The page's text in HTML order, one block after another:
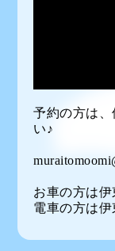
予約の方は
い♪
お車の方は
電車の方は伊